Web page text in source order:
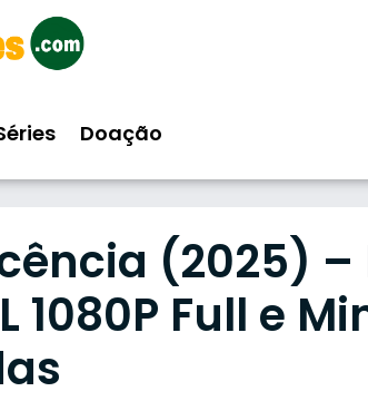
Doação
(2025) –
1080P Full e